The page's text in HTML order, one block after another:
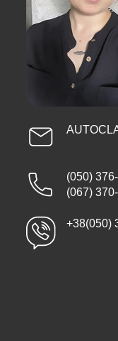
(050)
(067)
+38(050)